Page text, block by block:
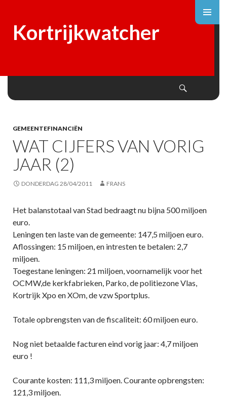
Kortrijkwatcher
GEMEENTEFINANCIËN
WAT CIJFERS VAN VORIG
JAAR (2)
DONDERDAG 28/04/2011 FRANS
Het balanstotaal van Stad bedraagt nu bijna 500 miljoen
euro.
Leningen ten laste van de gemeente: 147,5 miljoen euro.
Aflossingen: 15 miljoen, en intresten te betalen: 2,7
miljoen.
Toegestane leningen: 21 miljoen, voornamelijk voor het
OCMW,de kerkfabrieken, Parko, de politiezone Vlas,
Kortrijk Xpo en XOm, de vzw Sportplus.
Totale opbrengsten van de fiscaliteit: 60 miljoen euro.
Nog niet betaalde facturen eind vorig jaar: 4,7 miljoen
euro !
Courante kosten: 111,3 miljoen. Courante opbrengsten:
121,3 miljoen.